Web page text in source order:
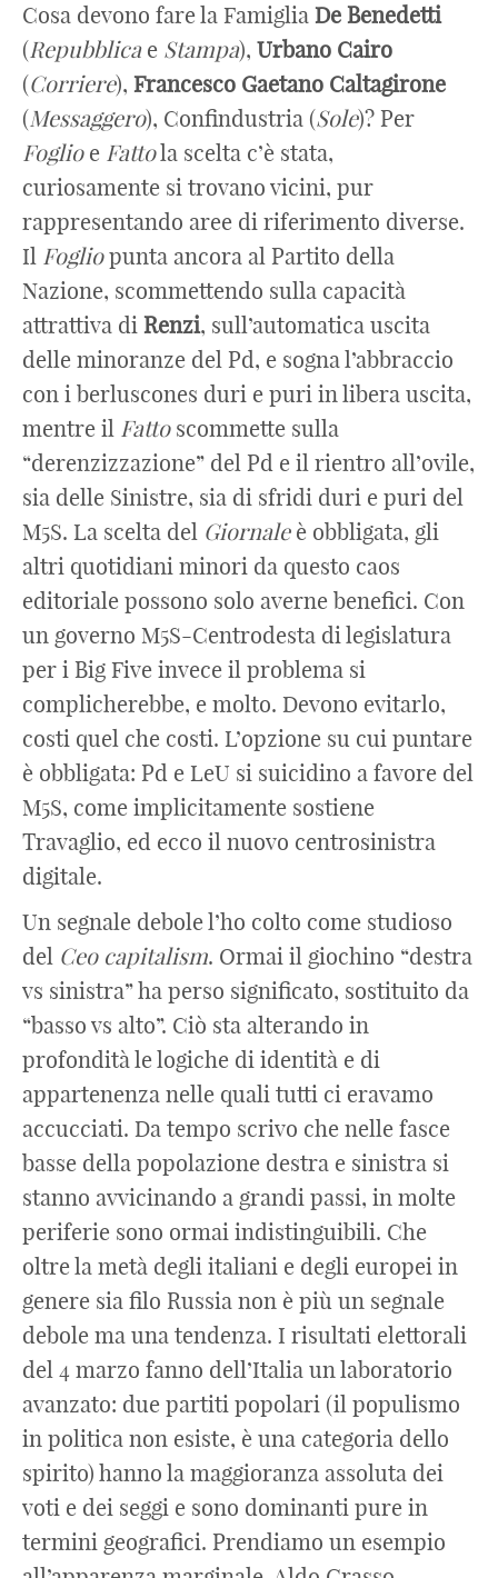
Cosa devono fare la Famiglia De Benedetti
(Repubblicae Stampa), Urbano Cairo
(Corriere), Francesco Gaetano Caltagirone
(Messaggero), Confindustria (Sole)? Per
Foglioe Fattola scelta c’è stata,
curiosamente si trovano vicini, pur
rappresentando aree di riferimento diverse.
Il Fogliopunta ancora al Partito della
Nazione, scommettendo sulla capacità
attrattiva di Renzi, sull’automatica uscita
delle minoranze del Pd, e sogna l’abbraccio
con i berluscones duri e puri in libera uscita,
mentre il Fattoscommette sulla
“derenzizzazione” del Pd e il rientro all’ovile,
sia delle Sinistre, sia di sfridi duri e puri del
M5S. La scelta del Giornaleè obbligata, gli
altri quotidiani minori da questo caos
editoriale possono solo averne benefici. Con
un governo M5S-Centrodesta di legislatura
per i Big Five invece il problema si
complicherebbe, e molto. Devono evitarlo,
costi quel che costi. L’opzione su cui puntare
è obbligata: Pd e LeU si suicidino a favore del
M5S, come implicitamente sostiene
Travaglio, ed ecco il nuovo centrosinistra
digitale.
Un segnale debole l’ho colto come studioso
del Ceo capitalism. Ormai il giochino “destra
vs sinistra” ha perso significato, sostituito da
“basso vs alto”. Ciò sta alterando in
profondità le logiche di identità e di
appartenenza nelle quali tutti ci eravamo
accucciati. Da tempo scrivo che nelle fasce
basse della popolazione destra e sinistra si
stanno avvicinando a grandi passi, in molte
periferie sono ormai indistinguibili. Che
oltre la metà degli italiani e degli europei in
genere sia filo Russia non è più un segnale
debole ma una tendenza. I risultati elettorali
del 4 marzo fanno dell’Italia un laboratorio
avanzato: due partiti popolari (il populismo
in politica non esiste, è una categoria dello
spirito) hanno la maggioranza assoluta dei
voti e dei seggi e sono dominanti pure in
termini geografici. Prendiamo un esempio